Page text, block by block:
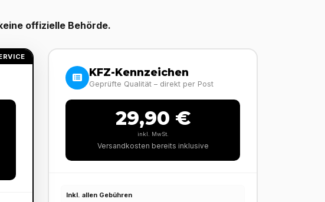
offizielle Behörde.
KFZ-Kennzeichen
Geprüfte Qualität – direkt per Post
29,90 €
inkl. MwSt.
Versandkosten bereits inklusive
Inkl. allen Gebühren